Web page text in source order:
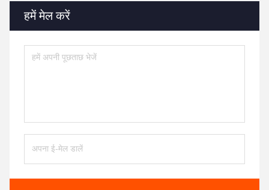
हमें मेल करें